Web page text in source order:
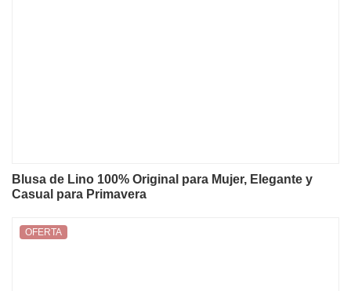
Blusa de Lino 100% Original para Mujer, Elegante y
Casual para Primavera
OFERTA